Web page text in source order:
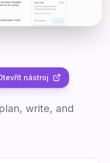
nástroj
write, and